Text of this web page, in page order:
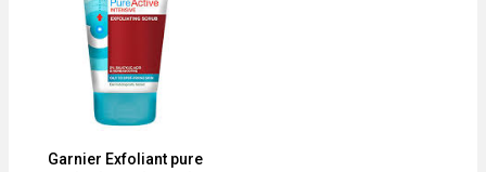
Corps
Garnier Exfoliant pure